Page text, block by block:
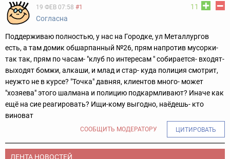
11
19 ФЕВ 07:58 #1
Согласна
Поддерживаю полностью, у нас на Городке, ул Металлургов
есть, а там домик обшарпанный №26, прям напротив мусорки-
так так, прям по часам- "клуб по интересам " собирается- входят-
выходят бомжи, алкаши, и млад и стар- куда полиция смотрит,
неужто не в курсе? "Точка" давняя, клиентов много- может
"хозяева" этого шалмана и полицию подкармливают? Иначе как
ещё на сие реагировать? Ищи-кому выгодно, наёдешь- кто
виноват
СООБЩИТЬ МОДЕРАТОРУ ЦИТИРОВАТЬ
ЛЕНТА НОВОСТЕЙ